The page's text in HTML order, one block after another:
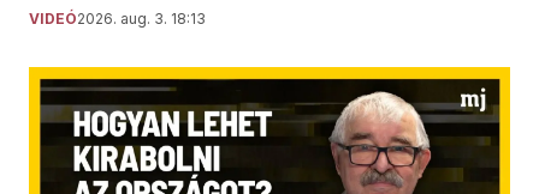
VIDEÓ2026. aug. 3. 18:13